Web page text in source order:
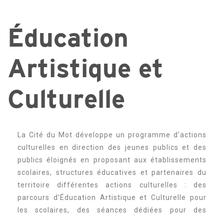
Éducation
Artistique et
Culturelle
La Cité du Mot développe un programme d’actions
culturelles en direction des jeunes publics et des
publics éloignés en proposant aux établissements
scolaires, structures éducatives et partenaires du
territoire différentes actions culturelles : des
parcours d’Éducation Artistique et Culturelle pour
les scolaires, des séances dédiées pour des